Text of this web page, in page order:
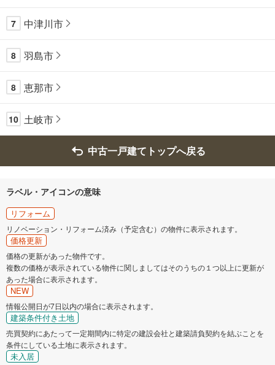
7 中津川市
8 羽島市
8 恵那市
10 土岐市
中古一戸建てトップへ戻る
ラベル・アイコンの意味
リフォーム
リノベーション・リフォーム済み（予定含む）の物件に表示されます。
価格更新
価格の更新があった物件です。
複数の価格が表示されている物件に関しましてはそのうちの１つ以上に更新が
あった場合に表示されます。
NEW
情報公開日が7日以内の場合に表示されます。
建築条件付き土地
売買契約にあたって一定期間内に特定の建設会社と建築請負契約を結ぶことを
条件にしている土地に表示されます。
未入居